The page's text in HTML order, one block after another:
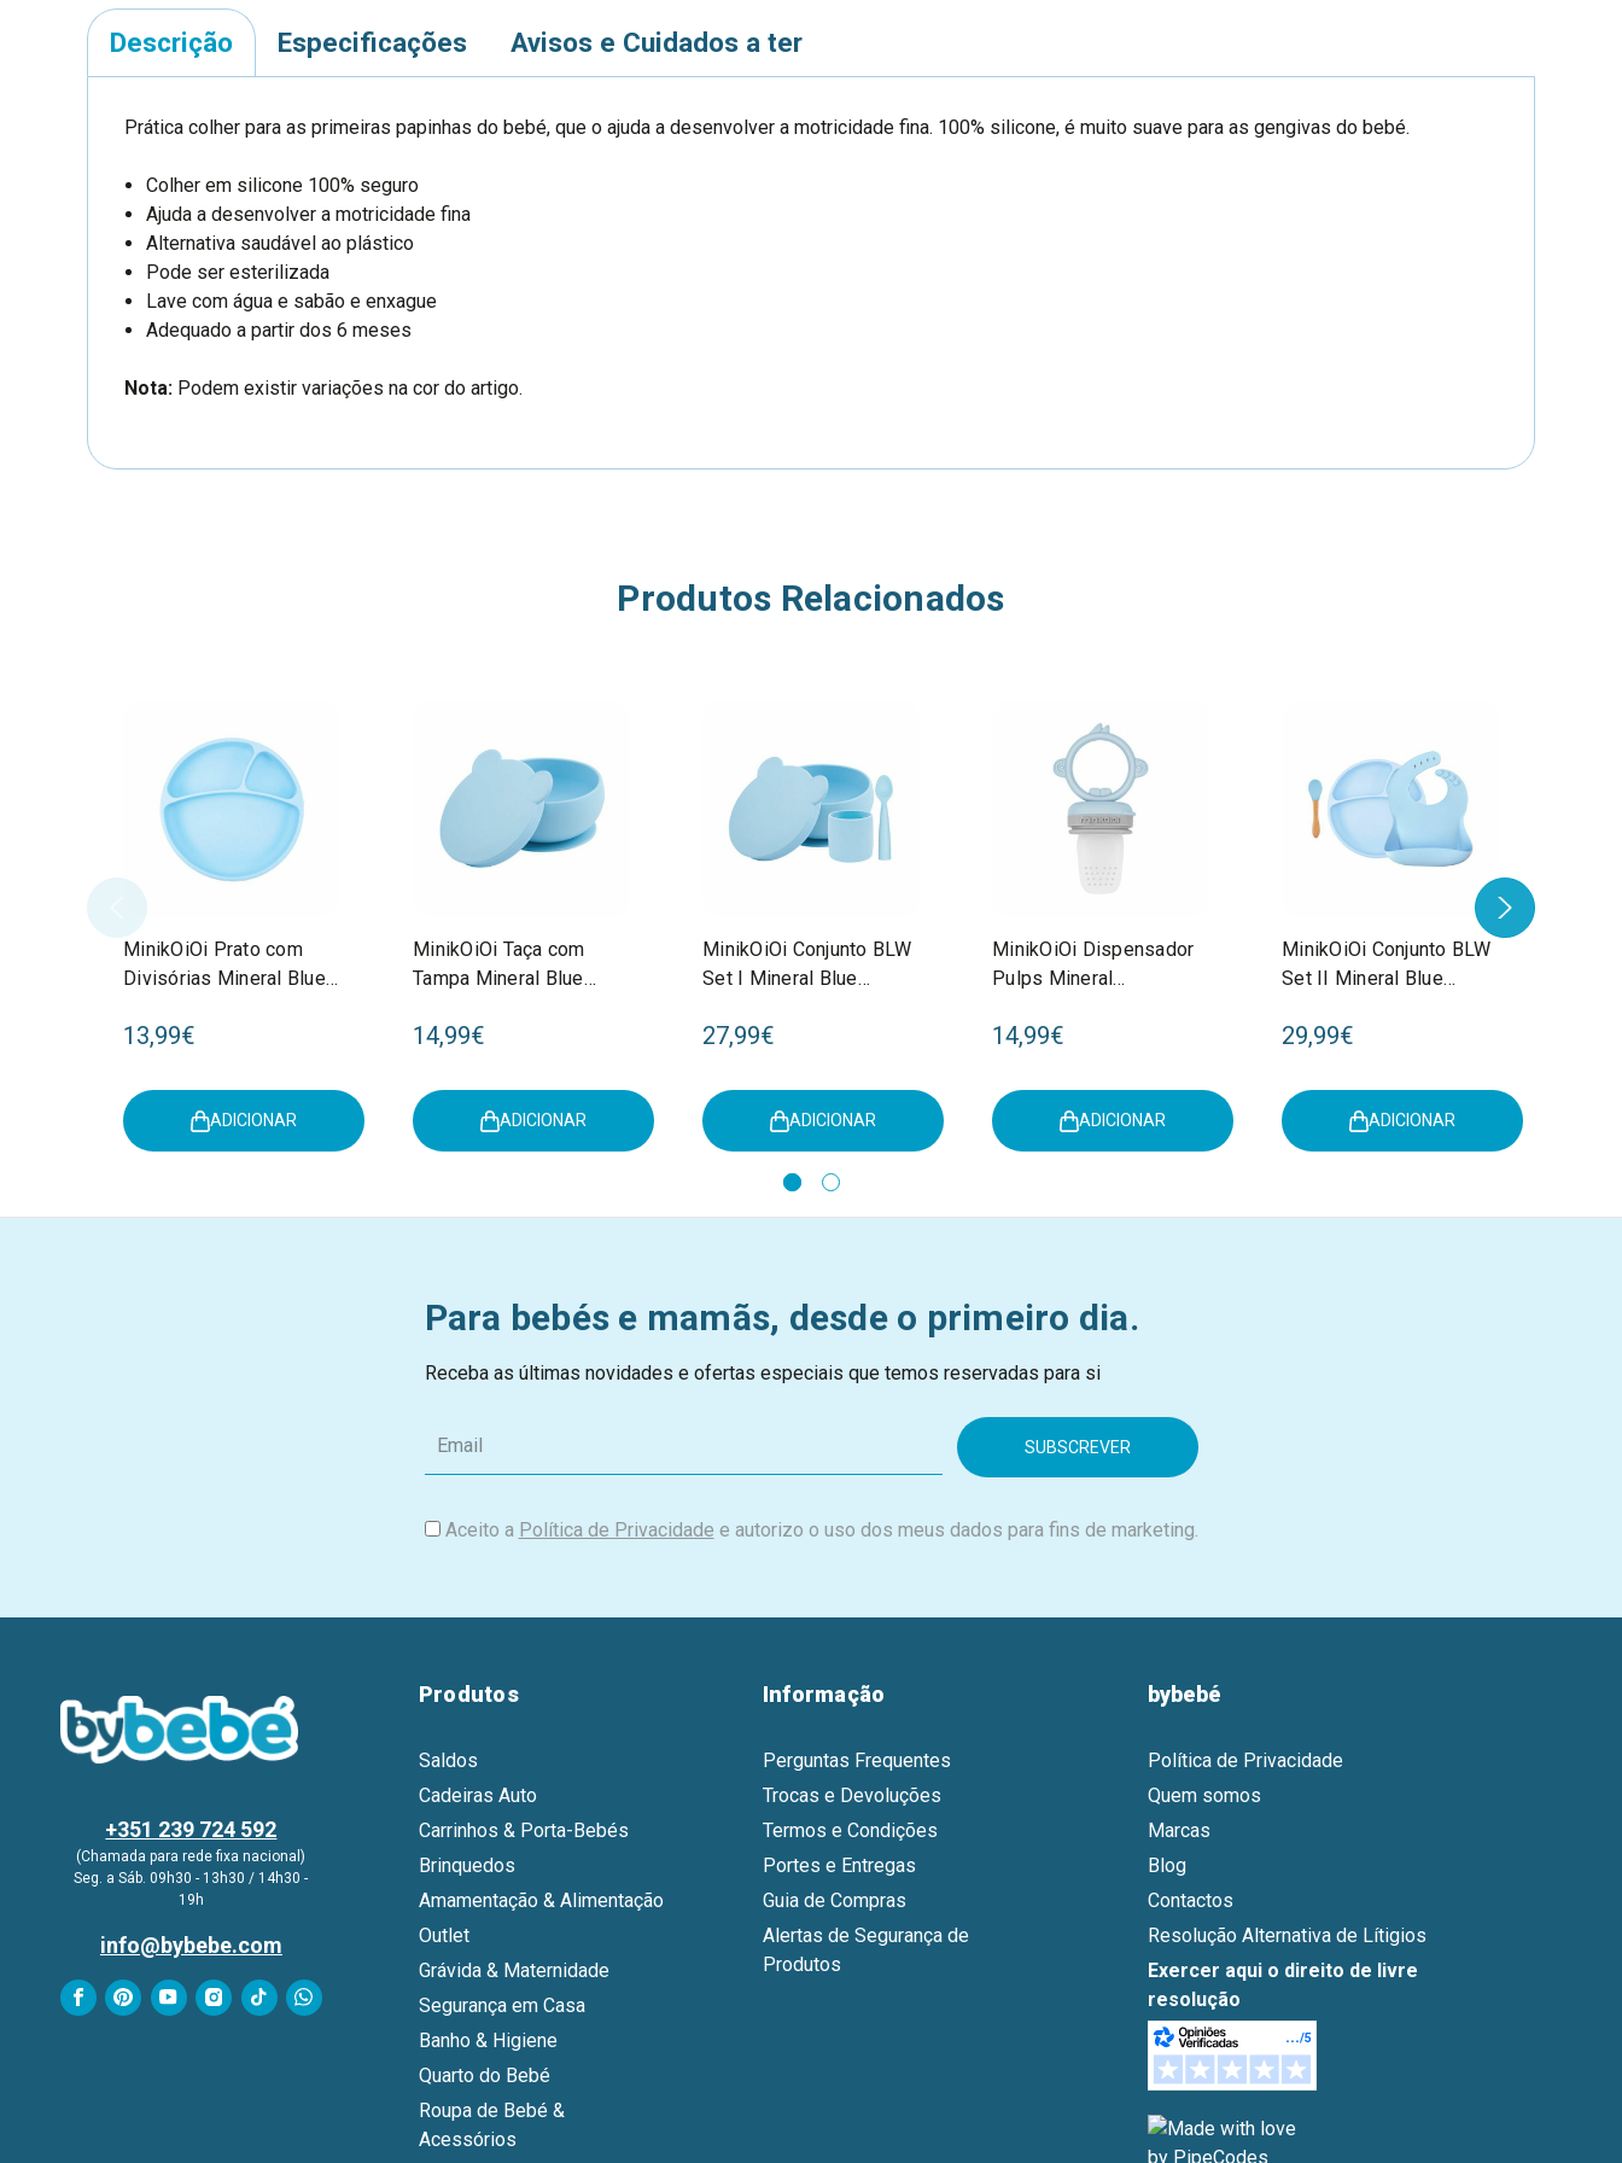
Descrição Especificações Avisos e Cuidados a ter
Prática colher para as primeiras papinhas do bebé, que o ajuda a desenvolver a motricidade fina. 100% silicone, é muito suave para as gengivas do bebé.
Colher em silicone 100% seguro
Ajuda a desenvolver a motricidade fina
Alternativa saudável ao plástico
Pode ser esterilizada
Lave com água e sabão e enxague
Adequado a partir dos 6 meses
Nota: Podem existir variações na cor do artigo.
Produtos Relacionados
MinikOiOi Prato com
Divisórias Mineral Blue
13,99€
ADICIONAR
MinikOiOi Taça com
Tampa Mineral Blue
14,99€
ADICIONAR
MinikOiOi Conjunto BLW
Set I Mineral Blue
27,99€
ADICIONAR
MinikOiOi Dispensador
Pulps Mineral
261101130006
14,99€
ADICIONAR
MinikOiOi Conjunto BLW
Set II Mineral Blue
29,99€
ADICIONAR
Para bebés e mamãs, desde o primeiro dia.
Receba as últimas novidades e ofertas especiais que temos reservadas para si
m
i
Aceito a Política de Privacidade e autorizo o uso dos meus dados para fins de marketing.
+351 239 724 592
(Chamada para rede fixa nacional)
Seg. a Sáb. 09h30 - 13h30 / 14h30 -
19h
info@bybebe.com
Produtos
Saldos
Cadeiras Auto
Carrinhos & Porta-Bebés
Brinquedos
Amamentação & Alimentação
Outlet
Grávida & Maternidade
Segurança em Casa
Banho & Higiene
Quarto do Bebé
Roupa de Bebé &
Acessórios
Informação
Perguntas Frequentes
Trocas e Devoluções
Termos e Condições
Portes e Entregas
Guia de Compras
Alertas de Segurança de
Produtos
bybebé
Política de Privacidade
Quem somos
Marcas
Blog
Contactos
Resolução Alternativa de Lítigios
Exercer aqui o direito de livre
resolução